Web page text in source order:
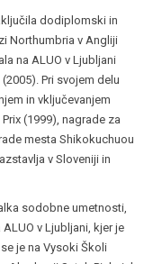
dodiplomski in
Northumbria v Angliji
na ALUO v Ljubljani
Pri svojem delu
in vključevanjem
(1999), nagrade za
mesta Shikokuchuou
v Sloveniji in
sodobne umetnosti,
v Ljubljani, kjer je
je na Vysoki Školi